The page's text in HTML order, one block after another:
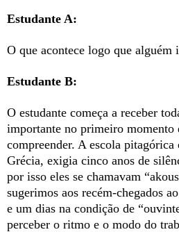
Estudante A:
O que acontece logo que alguém
Estudante B:
O estudante começa a receber
importante no primeiro momento
compreender. A escola
Grécia, exigia cinco anos de
por isso eles se chamavam
sugerimos aos recém-chegados
e um dias na condição de
perceber o ritmo e o modo do